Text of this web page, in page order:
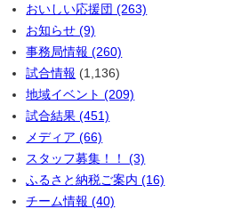
おいしい応援団 (263)
お知らせ (9)
事務局情報 (260)
試合情報 (1,136)
地域イベント (209)
試合結果 (451)
メディア (66)
スタッフ募集！！ (3)
ふるさと納税ご案内 (16)
チーム情報 (40)